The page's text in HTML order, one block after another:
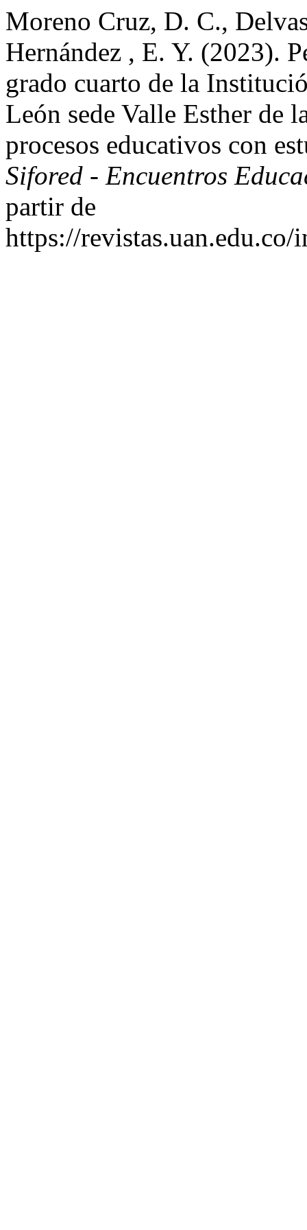
Moreno Cruz, D. C.,
Hernández , E. Y. (2023).
grado cuarto de la
León sede Valle Esther de
procesos educativos con
Sifored - Encuentros
partir de
https://